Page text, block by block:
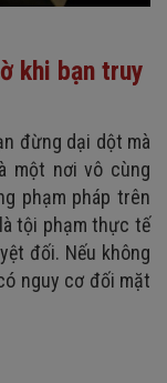
khi bạn truy
đừng dại dột mà
một nơi vô cùng
phạm pháp trên
tội phạm thực tế
đối. Nếu không
nguy cơ đối mặt